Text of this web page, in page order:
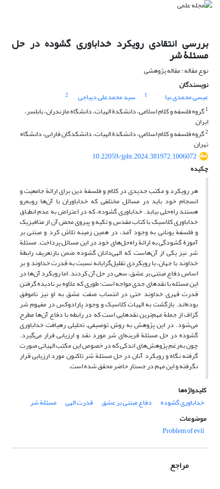
بررسی انتقادی رویکرد خداباوری گشوده در حل
مسئلۀ شر
نوع مقاله : مقاله پژوهشی
نویسندگان
عیسی محمدی نیا
1 سید محمدعلی دیباجی
2
1گروه فلسفه و کلام اسلامی، دانشکدة الهیات، دانشگاه مازندران، بابلسر،
ایران
2گروه فلسفه و کلام اسلامی، دانشکدة الهیات، دانشکدگان فارابی، دانشگاه
تهران
10.22059/jpht.2024.381972.1006072
چکیده
هر رویکرد و مکتب جدیدی در کلام و فلسفة دین برای ارائة جامعیت و
انسجام خود باید در مسائل مختلفی که خداباوران با آن‌ها روبه‌رو
هستند راه‌حلی بیابد. خداباوری گشوده، که در اعتراض به عدم انطباق
خداباوری کلاسیک با کتاب مقدس و تکیه و پیروی محض آن از متافیزیک
و فلسفة یونانی به وجود آمد، در همین زمینه تلاش کرد و مبتنی بر
آموزة گشودگی به ارائة راه‌حل‌های خود در این مسائل پرداخت. مسئلة
شر نیز یکی از آن‌هاست که الهی‌دانان گشوده ضمن بازتعریف رابطة
خداوند با جهان، با رویکردی تقلیل‌گرایانه نسبت به قدرت خداوند و بر
اساس دفاع مبتنی بر عشق، سعی در حل آن کردند. اما رویکرد آن‌ها در
این مسئله با نقدهای جدی مواجه است؛ طوری که علاوه بر نادیده گرفتن
قدرت قهری خداوند حتی در انتساب صفت عشق به او نیز ناموفق
بوده‌اند. بازگشت به الهیات کلاسیک و وجود پارادوکس در مفهوم شر
گزاف از جملة مهم‌ترین نقدهایی است که در رابطه با دفاع آن‌ها مطرح
می‌شود. در این پژوهش به روش توصیفی‌ـ تحلیلی رهیافت خداباوری
گشوده در حل مسئلة قرینه‌ای شر مورد نقد و ارزیابی قرار می‌گیرد.
چون به‌رغم پژوهش‌های اندکی که در خصوص این مکتب الهیاتی صورت
گرفته نگاه و رویکرد آنان در حل مسئلة شر تاکنون مورد ارزیابی قرار
نگرفته و این مهم در جستار حاضر محقق شده است.
کلیدواژه‌ها
خداباوری گشوده
دفاع مبتنی بر عشق قدرت الهی
مسئلة شر
موضوعات
Problem of evil
مراجع